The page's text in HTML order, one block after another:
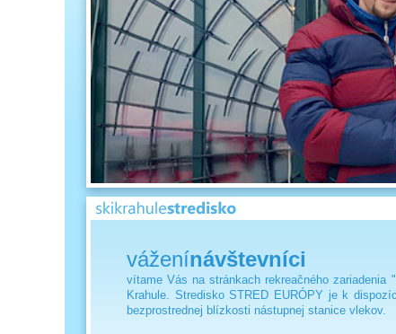
váženínávštevníci
vítame Vás na stránkach rekreačného
Krahule. Stredisko STRED EURÓPY je k
bezprostrednej blízkosti nástupnej stanice vlekov.